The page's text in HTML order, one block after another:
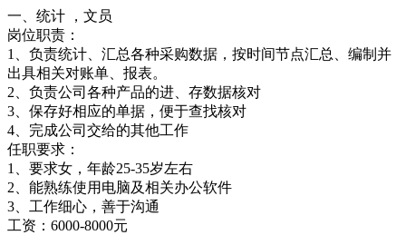
一、统计 ，文员
岗位职责：
1、负责统计、汇总各种采购数据，按时间节点汇总、编制并
出具相关对账单、报表。
2、负责公司各种产品的进、存数据核对
3、保存好相应的单据，便于查找核对
4、完成公司交给的其他工作
任职要求：
1、要求女，年龄25-35岁左右
2、能熟练使用电脑及相关办公软件
3、工作细心，善于沟通
工资：6000-8000元